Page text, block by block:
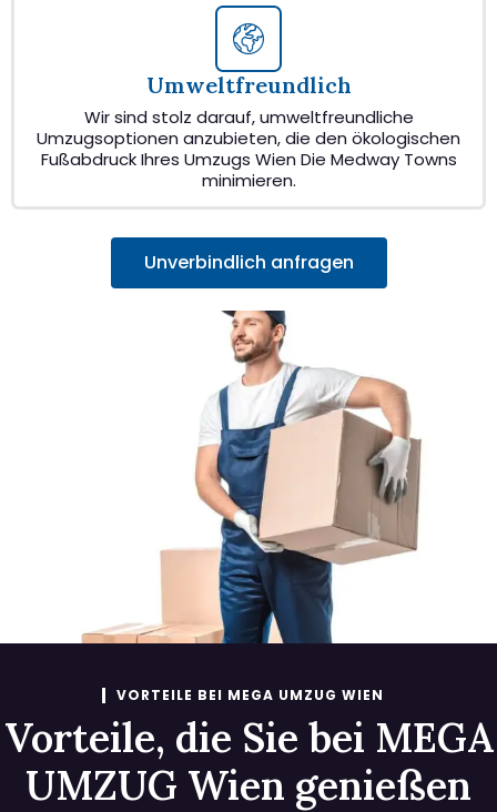
Umweltfreundlich
Wir sind stolz darauf, umweltfreundliche
Umzugsoptionen anzubieten, die den ökologischen
Fußabdruck Ihres Umzugs Wien Die Medway Towns
minimieren.
Unverbindlich anfragen
VORTEILE BEI MEGA UMZUG WIEN
Vorteile, die Sie bei MEGA
UMZUG Wien genießen